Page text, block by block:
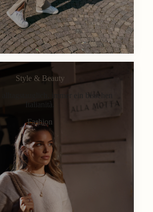
Style & Beauty
immer ein bisschen
Italianità.
Fashion